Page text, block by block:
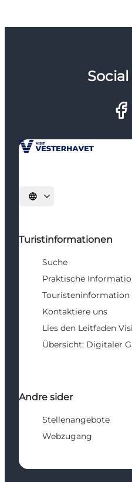
Sprache auswählen
Turistinformationen
Suche
Praktische
Touristeninformation
Kontaktiere uns
Lies den Leitfaden
Übersicht: Digitaler
Andre sider
Stellenangebote
Webzugang